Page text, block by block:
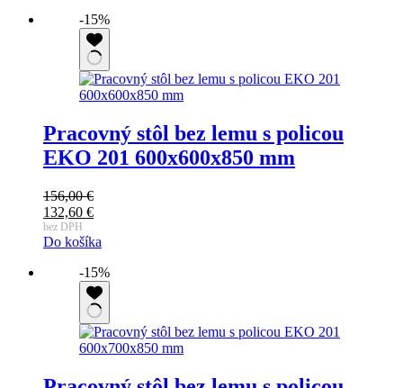
281,35 €.-15%
Pracovný stôl bez lemu s policou
EKO 201 600x600x850 mm
156,00€
Pôvodná
cena
bola:
132,60 €
Aktuálna
cena
132,60 €.
bez DPH
Do košíka
-15%